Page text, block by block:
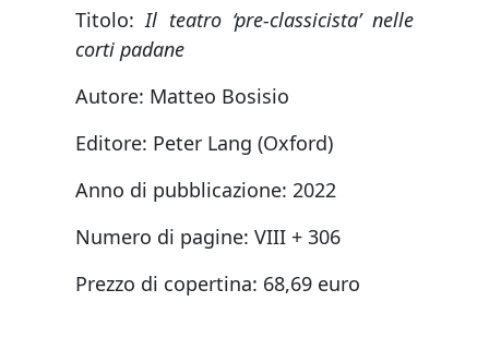
Titolo:Il teatro ‘pre-classicista’ nelle
corti padane
Autore: Matteo Bosisio
Editore: Peter Lang (Oxford)
Anno di pubblicazione: 2022
Numero di pagine: VIII + 306
Prezzo di copertina: 68,69 euro